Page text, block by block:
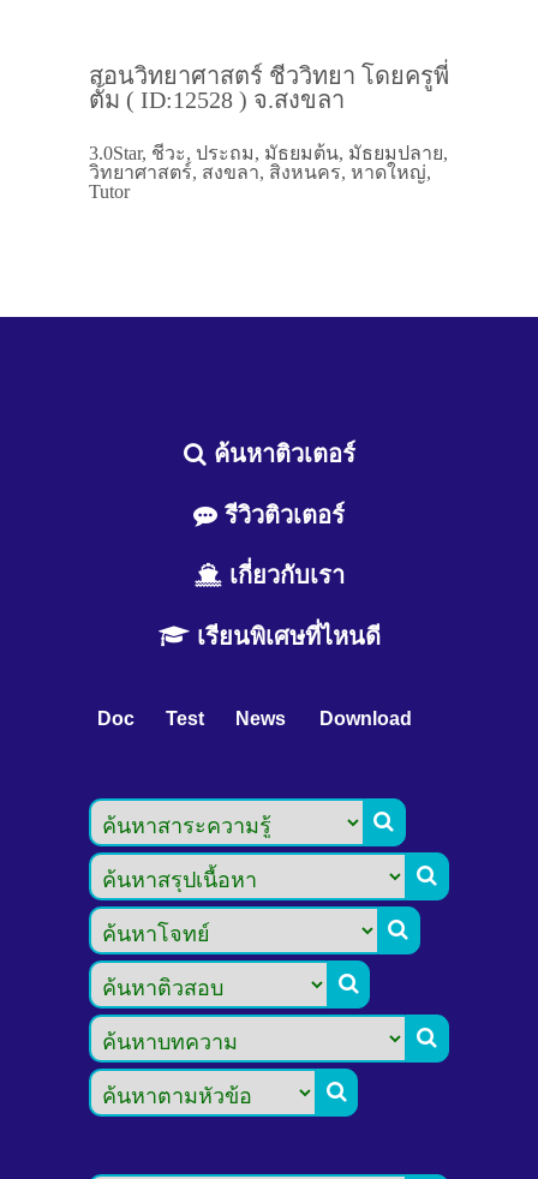
สอนวิทยาศาสตร์​ ชีววิทยา โดยครูพี่
ตั้ม ( ID:12528 ) จ.สงขลา
3.0Star, ชีวะ, ประถม, มัธยมต้น, มัธยมปลาย,
วิทยาศาสตร์, สงขลา, สิงหนคร, หาดใหญ่,
Tutor
ค้นหาติวเตอร์
รีวิวติวเตอร์
เกี่ยวกับเรา
เรียนพิเศษที่ไหนดี
Doc Test News Download





